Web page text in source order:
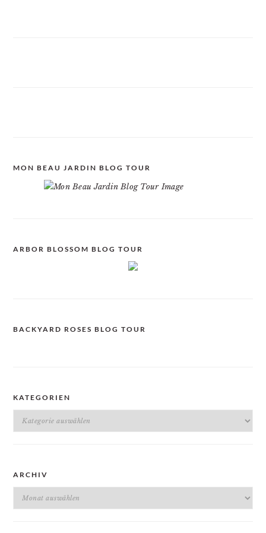
MON BEAU JARDIN BLOG TOUR
ARBOR BLOSSOM BLOG TOUR
BACKYARD ROSES BLOG TOUR
KATEGORIEN
Kategorien
ARCHIV
Archiv